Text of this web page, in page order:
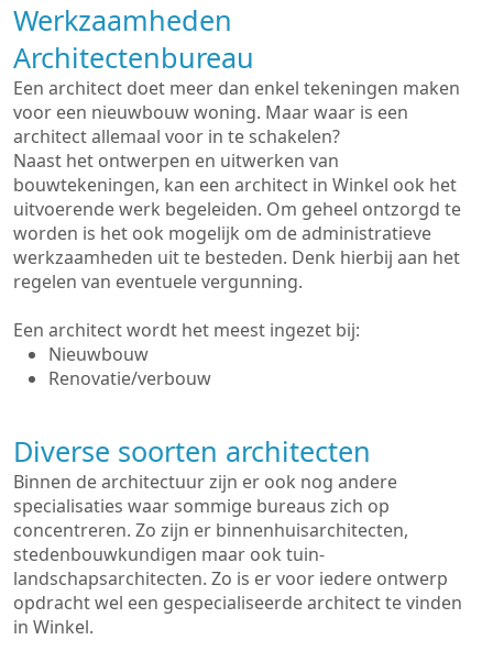
Werkzaamheden
Architectenbureau
Een architect doet meer dan enkel tekeningen maken
voor een nieuwbouw woning. Maar waar is een
architect allemaal voor in te schakelen?
Naast het ontwerpen en uitwerken van
bouwtekeningen, kan een architect in Winkel ook het
uitvoerende werk begeleiden. Om geheel ontzorgd te
worden is het ook mogelijk om de administratieve
werkzaamheden uit te besteden. Denk hierbij aan het
regelen van eventuele vergunning.
Een architect wordt het meest ingezet bij:
Nieuwbouw
Renovatie/verbouw
Diverse soorten architecten
Binnen de architectuur zijn er ook nog andere
specialisaties waar sommige bureaus zich op
concentreren. Zo zijn er binnenhuisarchitecten,
stedenbouwkundigen maar ook tuin-
landschapsarchitecten. Zo is er voor iedere ontwerp
opdracht wel een gespecialiseerde architect te vinden
in Winkel.